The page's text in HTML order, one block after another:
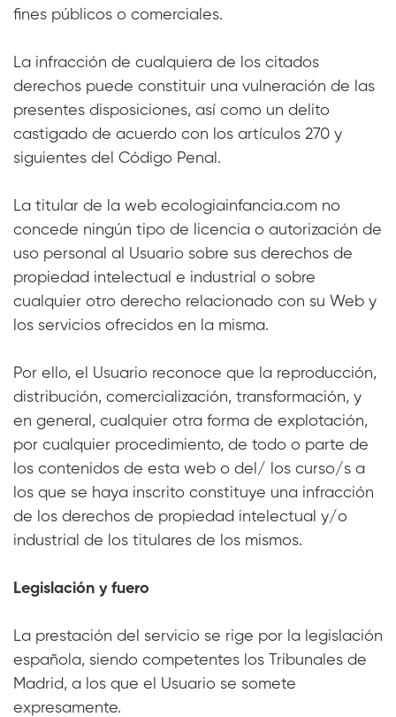
fines públicos o comerciales.
La infracción de cualquiera de los citados
derechos puede constituir una vulneración de las
presentes disposiciones, así como un delito
castigado de acuerdo con los artículos 270 y
siguientes del Código Penal.
La titular de la web ecologiainfancia.com no
concede ningún tipo de licencia o autorización de
uso personal al Usuario sobre sus derechos de
propiedad intelectual e industrial o sobre
cualquier otro derecho relacionado con su Web y
los servicios ofrecidos en la misma.
Por ello, el Usuario reconoce que la reproducción,
distribución, comercialización, transformación, y
en general, cualquier otra forma de explotación,
por cualquier procedimiento, de todo o parte de
los contenidos de esta web o del/ los curso/s a
los que se haya inscrito constituye una infracción
de los derechos de propiedad intelectual y/o
industrial de los titulares de los mismos.
Legislación y fuero
La prestación del servicio se rige por la legislación
española, siendo competentes los Tribunales de
Madrid, a los que el Usuario se somete
expresamente.